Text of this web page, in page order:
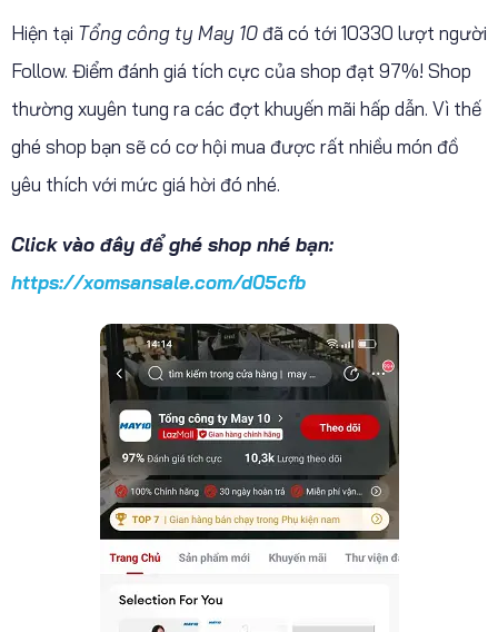
Hiện tại Tổng công ty May 10 đã có tới 10330 lượt người
Follow. Điểm đánh giá tích cực của shop đạt 97%! Shop
thường xuyên tung ra các đợt khuyến mãi hấp dẫn. Vì thế
ghé shop bạn sẽ có cơ hội mua được rất nhiều món đồ
yêu thích với mức giá hời đó nhé.
Click vào đây để ghé shop nhé bạn:
https://xomsansale.com/d05cfb